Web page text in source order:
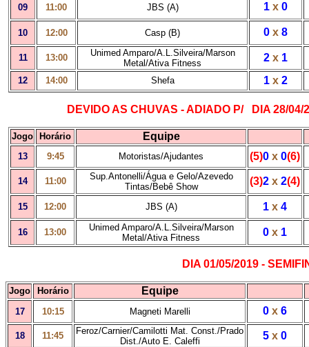
09 11:00 JBS (A) 1 x 0
10 12:00 Casp (B) 0 x 8
11 13:00
Unimed Amparo/A.L.Silveira/Marson
Metal/Ativa Fitness
2 x 1
12 14:00 Shefa 1 x 2
DEVIDO AS CH UVAS - ADIADO P/ DIA 28/04/
Jogo Horário Equipe
13 9:45 Motoristas/Ajudantes (5)0 x 0(6)
14 11:00
Sup.Antonelli/Água e Gelo/Azevedo
Tintas/Bebê Show
(3)2 x 2(4)
15 12:00 JBS (A) 1 x 4
16 13:00
Unimed Amparo/A.L.Silveira/Marson
Metal/Ativa Fitness
0 x 1
DIA 01/05/2019 -
Jogo Horário Equipe
17 10:15 Magneti Marelli 0 x 6
18 11:45
Feroz/Carnier/Camilotti Mat. Const./Prado
Dist./Auto E. Caleffi
5 x 0